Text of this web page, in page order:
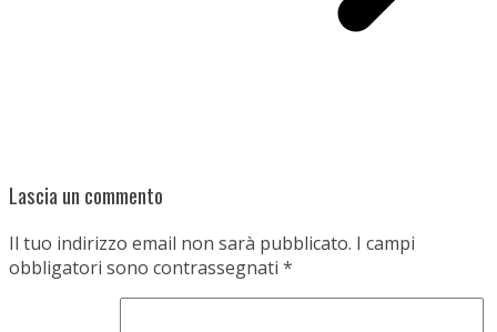
Lascia un commento
Il tuo indirizzo email non sarà pubblicato. I campi
obbligatori sono contrassegnati *